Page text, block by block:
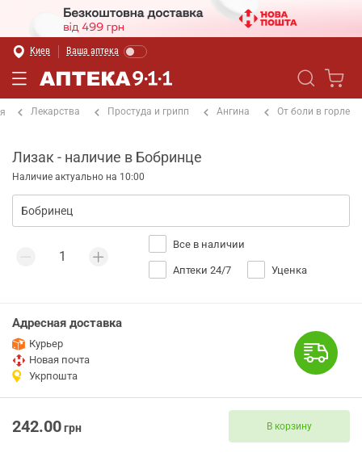
Киев Ваша аптека
Лекарства Простуда и грипп Ангина От боли в горле
Лизак - наличие в Бобринце
Наличие актуально на 10:00
Все в наличии
Аптеки 24/7 Уценка
Адресная доставка
Курьер
Новая почта
Укрпошта
242.00грн В корзину